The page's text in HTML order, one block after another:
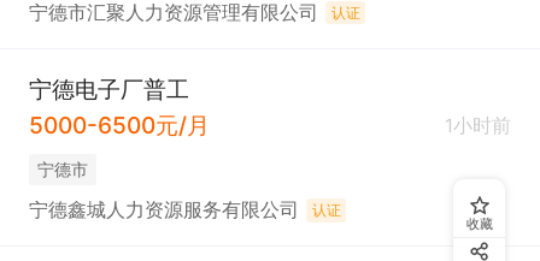
宁德市汇聚人力资源管理有限公司 认证
宁德电子厂普工
5000-6500元/月
1小时前
宁德市
宁德鑫城人力资源服务有限公司 认证
收藏